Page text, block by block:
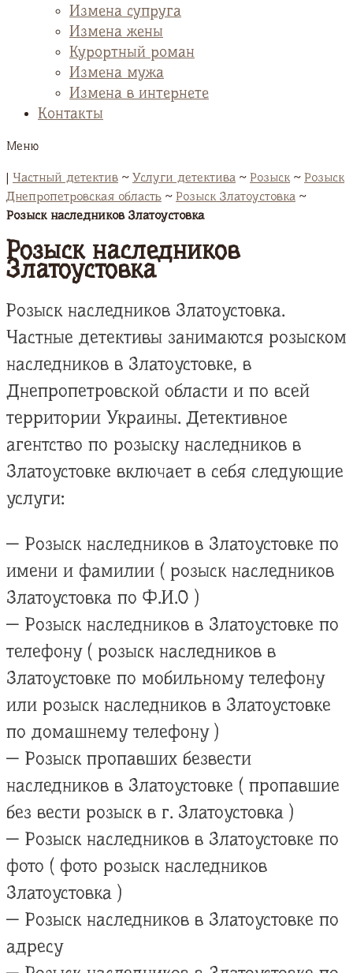
Измена супруга
Измена жены
Курортный роман
Измена мужа
Измена в интернете
Контакты
Меню
| Частный детектив ~ Услуги детектива ~ Розыск~ Розыск
Днепропетровская область ~ Розыск Златоустовка ~
Розыск наследников Златоустовка
Розыск наследников
Златоустовка
Розыск наследников Златоустовка.
Частные детективы занимаются розыском
наследников в Златоустовке, в
Днепропетровской области и по всей
территории Украины. Детективное
агентство по розыску наследников в
Златоустовке включает в себя следующие
услуги:
— Розыск наследников в Златоустовке по
имени и фамилии ( розыск наследников
Златоустовка по Ф.И.О )
— Розыск наследников в Златоустовке по
телефону ( розыск наследников в
Златоустовке по мобильному телефону
или розыск наследников в Златоустовке
по домашнему телефону )
— Розыск пропавших безвести
наследников в Златоустовке ( пропавшие
без вести розыск в г. Златоустовка )
— Розыск наследников в Златоустовке по
фото ( фото розыск наследников
Златоустовка )
— Розыск наследников в Златоустовке по
адресу